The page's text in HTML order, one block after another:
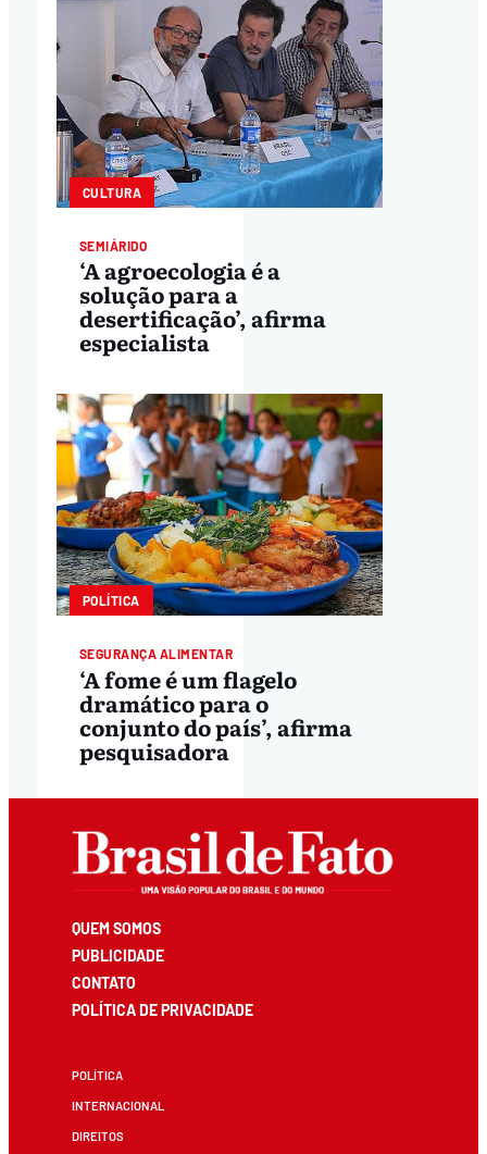
CULTURA
SEMIÁRIDO
‘A agroecologia é a
solução para a
desertificação’, afirma
especialista
POLÍTICA
SEGURANÇA ALIMENTAR
‘A fome é um flagelo
dramático para o
conjunto do país’, afirma
pesquisadora
QUEM SOMOS
PUBLICIDADE
CONTATO
POLÍTICA DE PRIVACIDADE
POLÍTICA
INTERNACIONAL
DIREITOS